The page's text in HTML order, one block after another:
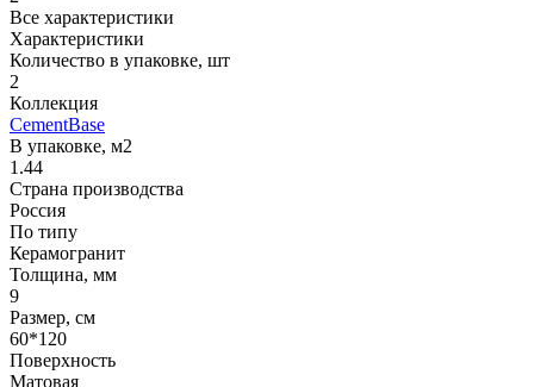
Все характеристики
Характеристики
Количество в упаковке, шт
2
Коллекция
CementBase
В упаковке, м2
1.44
Страна производства
Россия
По типу
Керамогранит
Толщина, мм
9
Размер, см
60*120
Поверхность
Матовая